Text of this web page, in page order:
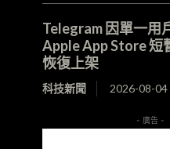
Telegram 因單一用
Apple App Store 短
恢復上架
科技新聞 2026-08-04
- 廣告 -